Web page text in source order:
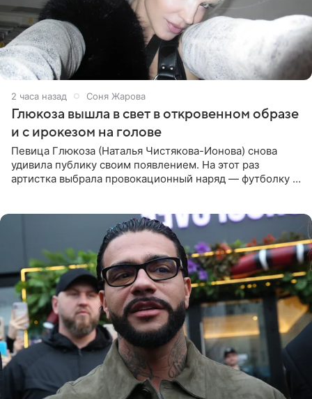
2 часа назад Соня Жарова
Глюкоза вышла в свет в откровенном образе
и с ирокезом на голове
Певица Глюкоза (Наталья Чистякова-Ионова) снова
удивила публику своим появлением. На этот раз
артистка выбрала провокационный наряд — футболку с